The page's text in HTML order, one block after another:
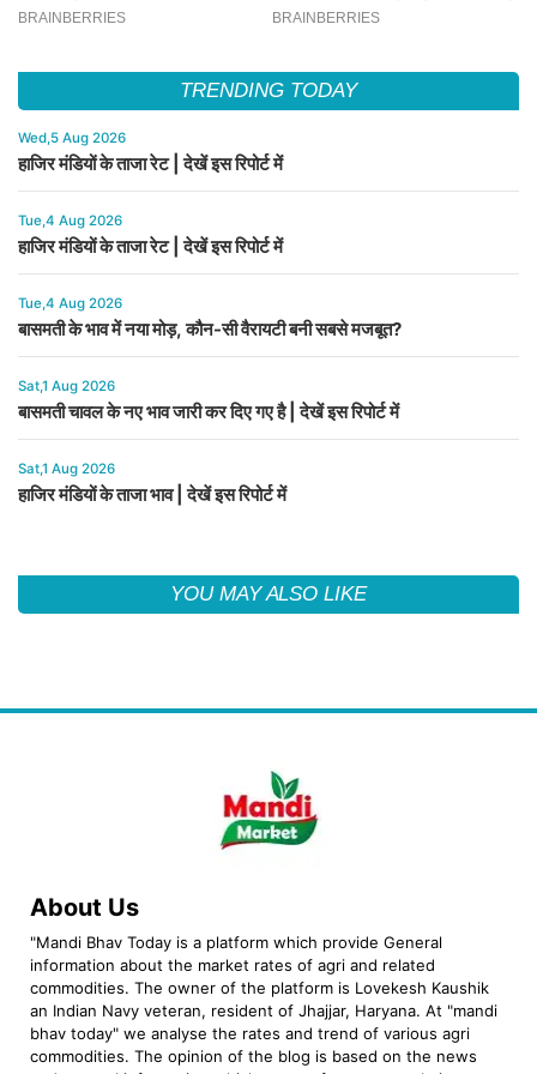
TRENDING TODAY
Wed,5 Aug 2026
हाजिर मंडियों के ताजा रेट | देखें इस रिपोर्ट में
Tue,4 Aug 2026
हाजिर मंडियों के ताजा रेट | देखें इस रिपोर्ट में
Tue,4 Aug 2026
बासमती के भाव में नया मोड़, कौन-सी वैरायटी बनी सबसे मजबूत?
Sat,1 Aug 2026
बासमती चावल के नए भाव जारी कर दिए गए है | देखें इस रिपोर्ट में
Sat,1 Aug 2026
हाजिर मंडियों के ताजा भाव | देखें इस रिपोर्ट में
YOU MAY ALSO LIKE
About Us
"Mandi Bhav Today is a platform which provide General
information about the market rates of agri and related
commodities. The owner of the platform is Lovekesh Kaushik
an Indian Navy veteran, resident of Jhajjar, Haryana. At "mandi
bhav today" we analyse the rates and trend of various agri
commodities. The opinion of the blog is based on the news